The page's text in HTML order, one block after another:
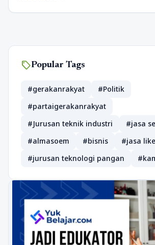
sellPopular Tags
#gerakanrakyat
#Politik
#partaigerakanrakyat
#Jurusan teknik industri
#jasa
#almasoem
#bisnis
#jasa
#jurusan teknologi pangan